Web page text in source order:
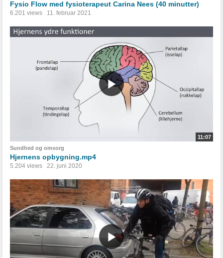
Fysio Flow med fysioterapeut Carina Nees (40 minutter)
6.201 views 11. februar 2021
11:07
Sundhed og omsorg
Hjernens opbygning.mp4
5.204 views 22. juni 2020